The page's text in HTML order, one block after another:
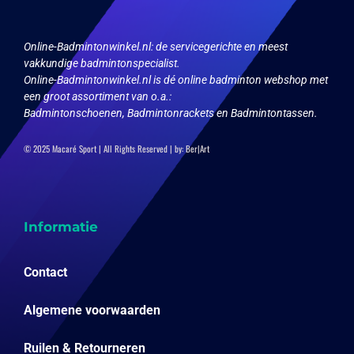
productpagina
Online-Badmintonwinkel.nl:de servicegerichte en meest
vakkundige badmintonspecialist.
Online-Badmintonwinkel.nl is dé online badminton webshop met
een groot assortiment van o.a.:
Badmintonschoenen, Badmintonrackets en Badmintontassen.
© 2025 Macaré Sport | All Rights Reserved | by:Ber|Art
Informatie
Contact
Algemene voorwaarden
Ruilen & Retourneren